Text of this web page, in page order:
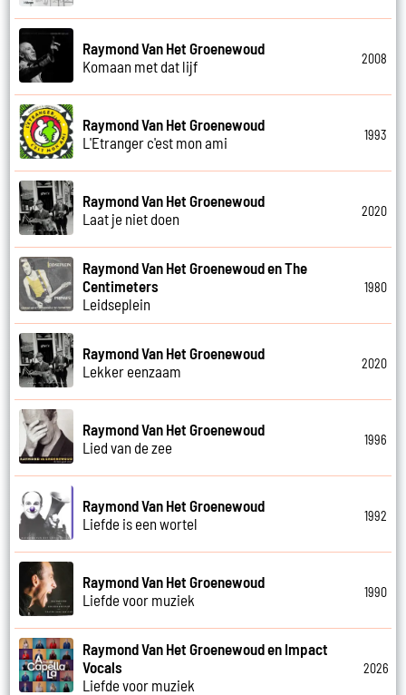
Raymond Van Het Groenewoud
Komaan met dat lijf
2008
Raymond Van Het Groenewoud
L'Etranger c'est mon ami
1993
Raymond Van Het Groenewoud
Laat je niet doen
2020
Raymond Van Het Groenewoud en The
Centimeters
Leidseplein
1980
Raymond Van Het Groenewoud
Lekker eenzaam
2020
Raymond Van Het Groenewoud
Lied van de zee
1996
Raymond Van Het Groenewoud
Liefde is een wortel
1992
Raymond Van Het Groenewoud
Liefde voor muziek
1990
Raymond Van Het Groenewoud en Impact
Vocals
Liefde voor muziek
2026